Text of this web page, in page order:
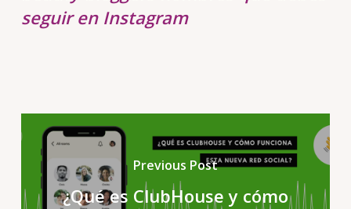
seguir en Instagram
Previous Post
¿Qué es ClubHouse y cómo